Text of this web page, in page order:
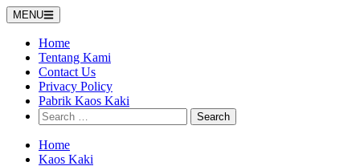
Skip
to
content
MENU
Home
Tentang Kami
Contact Us
Privacy Policy
Pabrik Kaos Kaki
Search
for:
Home
Kaos Kaki